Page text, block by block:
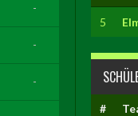
-
-
-
5
#